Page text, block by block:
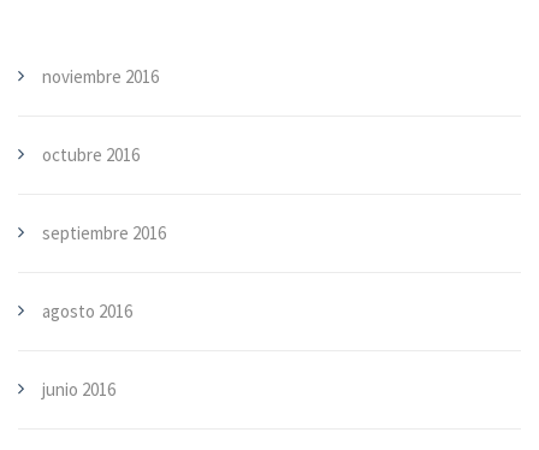
noviembre 2016
octubre 2016
septiembre 2016
agosto 2016
junio 2016